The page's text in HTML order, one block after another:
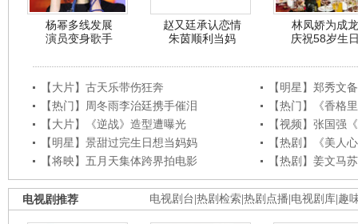
杨幂多线发展
演员变身歌手
赵又廷承认恋情
朱茵顺利当妈
林凤娇为成龙
庆祝58岁生
【大片】古天乐带伤狂奔
【明星】郑秀文
【热门】周冬雨李治廷携手催泪
【热门】《香格
【大片】《逆战》造型遭曝光
【视频】张国强
【明星】景甜过完生日想当妈妈
【热剧】《美人
【将映】五月天集体跨界拍电影
【热剧】姜文马
电视剧台 热剧检索 热剧点播 电视剧库 趣
电视剧推荐